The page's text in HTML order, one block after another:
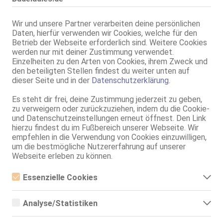
Wir und unsere Partner verarbeiten deine persönlichen
Daten, hierfür verwenden wir Cookies, welche für den
Betrieb der Webseite erforderlich sind. Weitere Cookies
werden nur mit deiner Zustimmung verwendet.
Einzelheiten zu den Arten von Cookies, ihrem Zweck und
den beteiligten Stellen findest du weiter unten auf
dieser Seite und in der Datenschutzerklärung
Es steht dir frei, deine Zustimmung jederzeit zu geben,
zu verweigern oder zurückzuziehen, indem du die Cookie-
und Datenschutzeinstellungen erneut öffnest. Den Link
hierzu findest du im Fußbereich unserer Webseite. Wir
empfehlen in die Verwendung von Cookies einzuwilligen,
um die bestmögliche Nutzererfahrung auf unserer
Webseite erleben zu können.
Essenzielle Cookies
Essenzielle Cookies sind alle notwendigen Cookies, die für den
ermöglicht werden. Die Webseite kann ohne diese Cookies nicht
Analyse/Statistiken
Analyse- bzw. Statistikcookies sind Cookies, die der Analyse der
Cataleya
Kiekerei 3a
ZK, 69, GF6, DT, NSa, NSp, devot
Konstanz
Nina
Kiekerei 3a
27 Jahre, 75A, KF 34/36, 1.58m, total rasiert, osteuropäisch
ZK, 69, GF6, devot, Franz b. Ihr, BV, MFF
Konstanz
2.9km, Max-Stromeyer-Str. 53a
Kiekerei 3a
30 Jahre, 75B, KF 36, 1.57m, total rasiert, Latina
Konstanz